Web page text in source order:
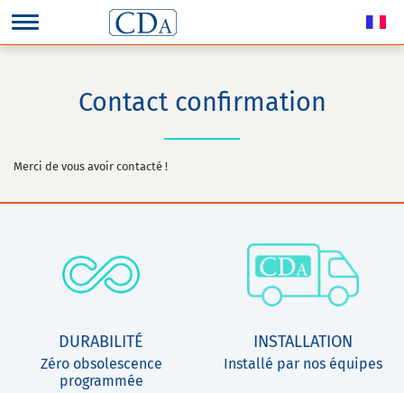
Contact confirmation
Merci de vous avoir contacté !
DURABILITÉ
Zéro obsolescence
programmée
INSTALLATION
Installé par nos équipes